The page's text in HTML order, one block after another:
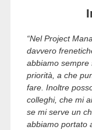
“Nel Project
davvero
abbiamo sempre
priorità, a che
fare. Inoltre
colleghi, che mi
se mi serve un
abbiamo portato